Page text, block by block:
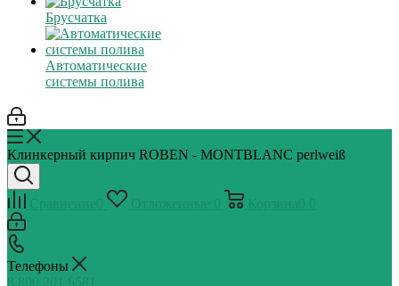
Брусчатка
Автоматические
системы полива
Клинкерный кирпич ROBEN - MONTBLANC perlweiß
Телефоны